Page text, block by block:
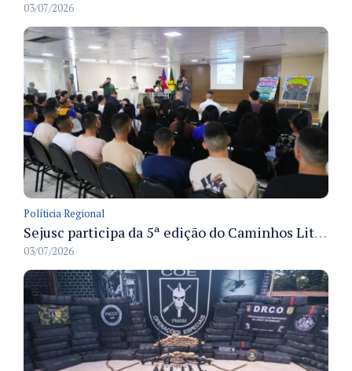
03/07/2026
Políticia Regional
Sejusc participa da 5ª edição do Caminhos Literários com foco na cultura hip-hop nas unidades socioeducativas
03/07/2026